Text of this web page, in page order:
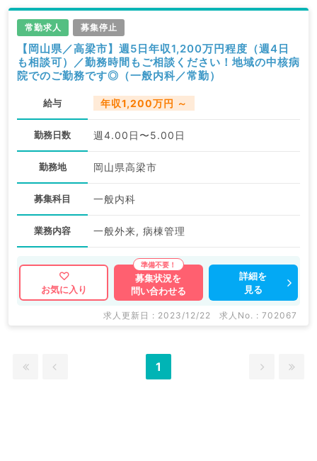
常勤求人 募集停止
【岡山県／高梁市】週5日年収1,200万円程度（週4日
も相談可）／勤務時間もご相談ください！地域の中核病
院でのご勤務です◎（一般内科／常勤）
給与 年収1,200万円 ～
勤務日数 週4.00日〜5.00日
勤務地 岡山県高梁市
募集科目 一般内科
業務内容 一般外来, 病棟管理
お気に入り
募集状況を
問い合わせる
詳細を
見る
求人更新日 : 2023/12/22 求人No. : 702067
1